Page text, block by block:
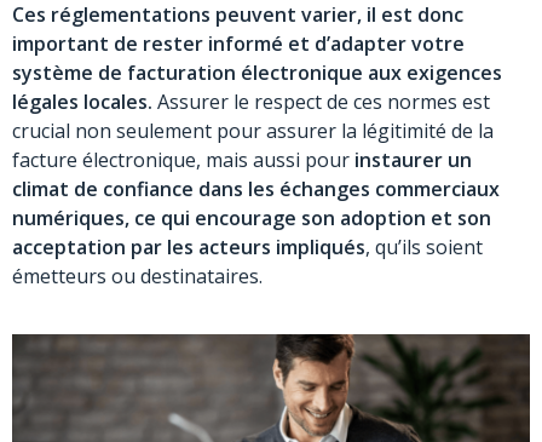
Ces réglementations peuvent varier, il est donc
important de rester informé et d’adapter votre
système de facturation électronique aux exigences
légales locales. Assurer le respect de ces normes est
crucial non seulement pour assurer la légitimité de la
facture électronique, mais aussi pour instaurer un
climat de confiance dans les échanges commerciaux
numériques, ce qui encourage son adoption et son
acceptation par les acteurs impliqués, qu’ils soient
émetteurs ou destinataires.